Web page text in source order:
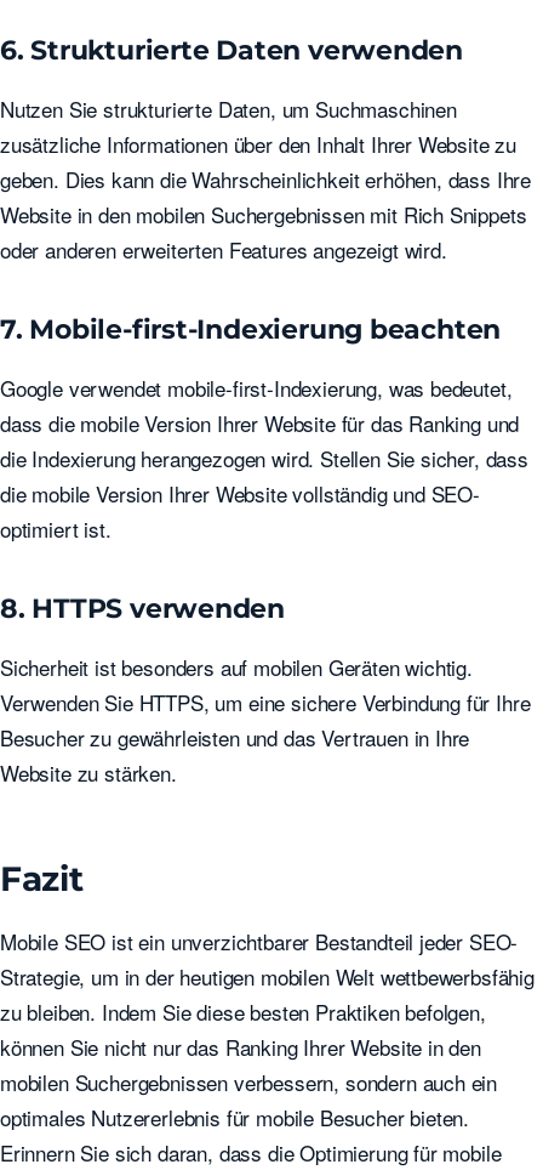
6. Strukturierte Daten verwenden
Nutzen Sie strukturierte Daten, um Suchmaschinen
zusätzliche Informationen über den Inhalt Ihrer Website zu
geben. Dies kann die Wahrscheinlichkeit erhöhen, dass Ihre
Website in den mobilen Suchergebnissen mit Rich Snippets
oder anderen erweiterten Features angezeigt wird.
7. Mobile-first-Indexierung beachten
Google verwendet mobile-first-Indexierung, was bedeutet,
dass die mobile Version Ihrer Website für das Ranking und
die Indexierung herangezogen wird. Stellen Sie sicher, dass
die mobile Version Ihrer Website vollständig und SEO-
optimiert ist.
8. HTTPS verwenden
Sicherheit ist besonders auf mobilen Geräten wichtig.
Verwenden Sie HTTPS, um eine sichere Verbindung für Ihre
Besucher zu gewährleisten und das Vertrauen in Ihre
Website zu stärken.
Fazit
Mobile SEO ist ein unverzichtbarer Bestandteil jeder SEO-
Strategie, um in der heutigen mobilen Welt wettbewerbsfähig
zu bleiben. Indem Sie diese besten Praktiken befolgen,
können Sie nicht nur das Ranking Ihrer Website in den
mobilen Suchergebnissen verbessern, sondern auch ein
optimales Nutzererlebnis für mobile Besucher bieten.
Erinnern Sie sich daran, dass die Optimierung für mobile